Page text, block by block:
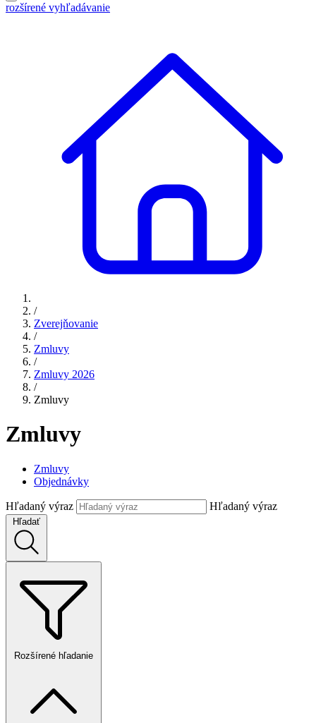
rozšírené vyhľadávanie
/
Zverejňovanie
/
Zmluvy
/
Zmluvy 2026
/
Zmluvy
Zmluvy
Zmluvy
Objednávky
Hľadaný výraz Hľadaný výraz
Hľadať
Rozšírené hľadanie